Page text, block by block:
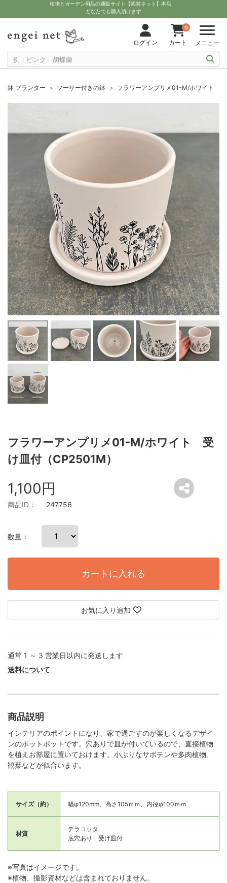
植物とガーデン用品の通販サイト【園芸ネット】本店
どなたでも購入頂けます
ログイン
0
カート メニュー
鉢 プランター ソーサー付きの鉢 フラワーアンプリメ01-M/ホワイト
フラワーアンプリメ01-M/ホワイト 受
け皿付（CP2501M）
1,100円
商品ID： 247756
数量：
カートに入れる
お気に入り追加
通常 1 ～ 3 営業日以内に発送します
送料について
商品説明
インテリアのポイントになり、家で過ごすのが楽しくなるデザイ
ンのポットポットです。穴ありで皿が付いているので、直接植物
を植えお部屋に置いておけます。小ぶりなサボテンや多肉植物、
観葉などが似合います。
サイズ（約） 幅φ120mm、高さ105ｍｍ、内径φ100ｍｍ
材質
テラコッタ
底穴あり 受け皿付
※写真はイメージです。
※植物、撮影資材などは含まれておりません。